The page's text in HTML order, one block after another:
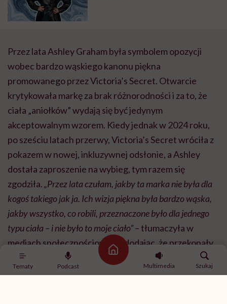
Tematy Podcast
Strona główna
Multimedia
Szukaj
Przez lata Ashley Graham była symbolem opozycji
wobec bardzo wąskiego kanonu piękna
promowanego przez Victoria’s Secret. Otwarcie
krytykowała markę za brak różnorodności i za to, że
ciała „aniołków” wydają się być jedynym
akceptowalnym wzorem. Kiedy jednak w 2024 roku,
po sześciu latach przerwy, Victoria’s Secret wróciła z
pokazem w nowej, inkluzywnej odsłonie, a Ashley
dostała zaproszenie na wybieg, tym razem się
zgodziła.„Przez lata czułam, jakby ta marka nie była dla
kogoś takiego jak ja. Ich wizja piękna była bardzo wąska,
jakby wszystko, co robili, przeznaczone było dla jednego
typu ciała – i nie było to moje ciało”– tłumaczyła w
mediach społecznościowych, dodając, że przekonały
ją dopiero rozmowy o realnym poszerzeniu
rozmiarówki.